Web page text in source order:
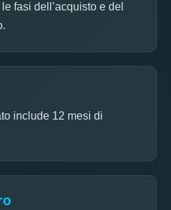
fasi dell’acquisto e del
include 12 mesi di